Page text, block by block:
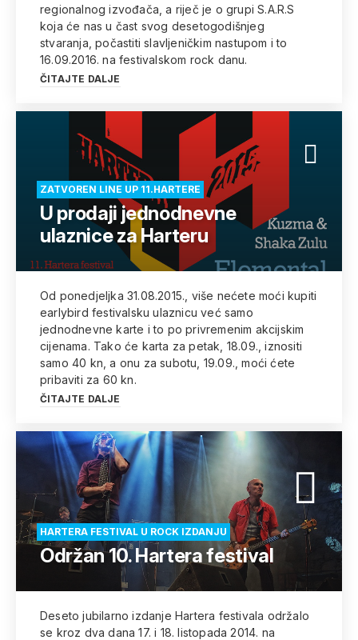
regionalnog izvođača, a riječ je o grupi S.A.R.S
koja će nas u čast svog desetogodišnjeg
stvaranja, počastiti slavljeničkim nastupom i to
16.09.2016. na festivalskom rock danu.
ČITAJTE DALJE
ZATVOREN LINE UP 11.HARTERE
U prodaji jednodnevne
ulaznice za Harteru
Od ponedjeljka 31.08.2015., više nećete moći kupiti
earlybird festivalsku ulaznicu već samo
jednodnevne karte i to po privremenim akcijskim
cijenama. Tako će karta za petak, 18.09., iznositi
samo 40 kn, a onu za subotu, 19.09., moći ćete
pribaviti za 60 kn.
ČITAJTE DALJE
HARTERA FESTIVAL U ROCK IZDANJU
Održan 10. Hartera festival
Deseto jubilarno izdanje Hartera festivala održalo
se kroz dva dana 17. i 18. listopada 2014. na